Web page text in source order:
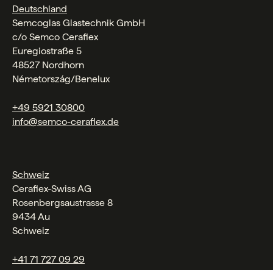
Deutschland
Semcoglas Glastechnik GmbH
c/o Semco Ceraflex
Euregiostraße 5
48527 Nordhorn
Németország/Benelux
+49 5921 30800
info@semco-ceraflex.de
Schweiz
Ceraflex-Swiss AG
Rosenbergsaustrasse 8
9434 Au
Schweiz
+41 71 727 09 29